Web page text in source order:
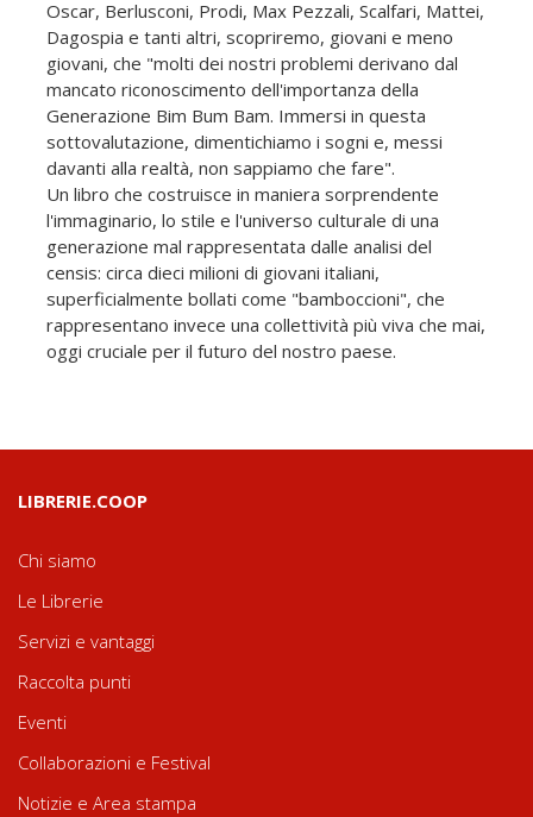
Oscar, Berlusconi, Prodi, Max Pezzali, Scalfari, Mattei,
Dagospia e tanti altri, scopriremo, giovani e meno
giovani, che "molti dei nostri problemi derivano dal
mancato riconoscimento dell'importanza della
Generazione Bim Bum Bam. Immersi in questa
sottovalutazione, dimentichiamo i sogni e, messi
davanti alla realtà, non sappiamo che fare".
Un libro che costruisce in maniera sorprendente
l'immaginario, lo stile e l'universo culturale di una
generazione mal rappresentata dalle analisi del
censis: circa dieci milioni di giovani italiani,
superficialmente bollati come "bamboccioni", che
rappresentano invece una collettività più viva che mai,
oggi cruciale per il futuro del nostro paese.
LIBRERIE.COOP
Chi siamo
Le Librerie
Servizi e vantaggi
Raccolta punti
Eventi
Collaborazioni e Festival
Notizie e Area stampa